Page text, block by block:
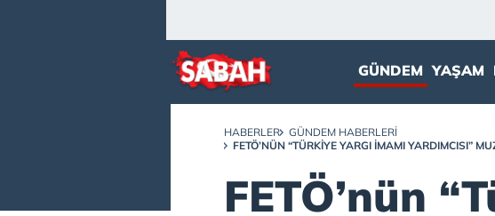
GÜNDEM YAŞAM
HABERLER
GÜNDEM HABERLERI
FETÖ’NÜN “TÜRKIYE YARGI İMAMI YARDIMCISI”
FETÖ’nün